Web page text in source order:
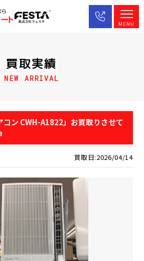
買取実績
NEW ARRIVAL
ン CWH-A1822」お買取りさせて
買取日:2026/04/14
MENU